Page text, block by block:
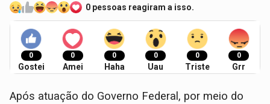
0 pessoas reagiram a isso.
0
Gostei
0
Amei
0
Haha
0
Uau
0
Triste
0
Grr
Após atuação do Governo Federal, por meio do